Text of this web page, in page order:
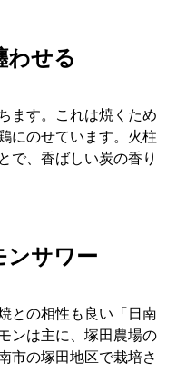
わせる
ます。これは焼くため
にのせています。火柱
で、香ばしい炭の香り
ンサワー
との相性も良い「日南
ンは主に、塚田農場の
市の塚田地区で栽培さ